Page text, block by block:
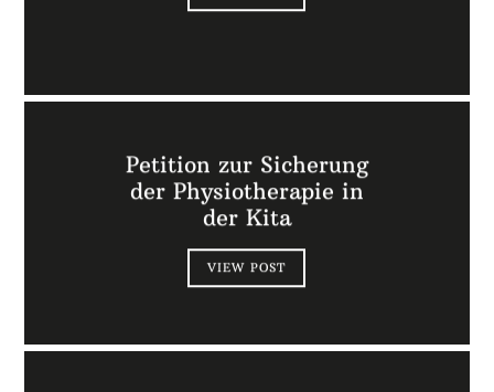
Petition zur Sicherung
der Physiotherapie in
der Kita
VIEW POST